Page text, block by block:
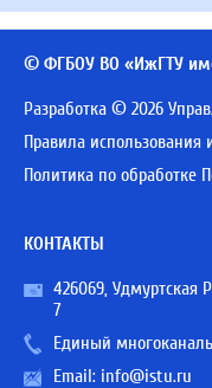
© ФГБОУ ВО «ИжГТУ
Разработка © 2026
Правила
Политика по обработке
КОНТАКТЫ
426069, Удмуртская
7
Единый
Email: info@istu.ru